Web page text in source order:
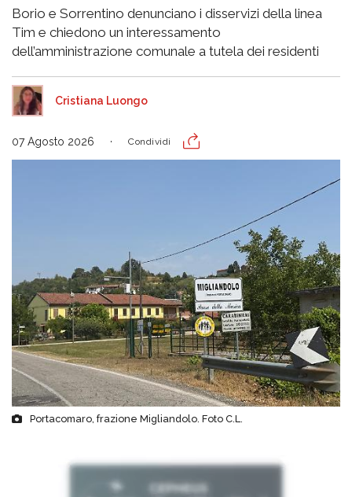
Borio e Sorrentino denunciano i disservizi della linea
Tim e chiedono un interessamento
dell’amministrazione comunale a tutela dei residenti
Cristiana Luongo
07 Agosto 2026 Condividi
Portacomaro, frazione Migliandolo. Foto C.L.